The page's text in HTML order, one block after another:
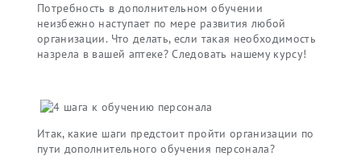
Потребность в дополнительном обучении
неизбежно наступает по мере развития любой
организации. Что делать, если такая необходимость
назрела в вашей аптеке? Следовать нашему курсу!
Итак, какие шаги предстоит пройти организации по
пути дополнительного обучения персонала?